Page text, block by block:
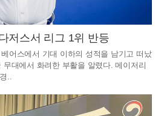
저스서 리그 1위 반등
어스에서 기대 이하의 성적을 남기고 떠났
대에서 화려한 부활을 알렸다. 메이저리
..